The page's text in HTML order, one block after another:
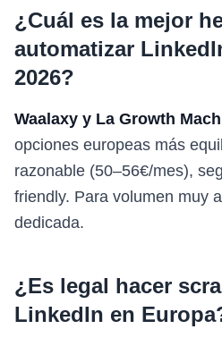
¿Cuál es la mejor
automatizar
2026?
Waalaxy y La Growth
opciones europeas más
razonable (50–56€/mes),
friendly. Para volumen muy
dedicada.
¿Es legal hacer
LinkedIn en